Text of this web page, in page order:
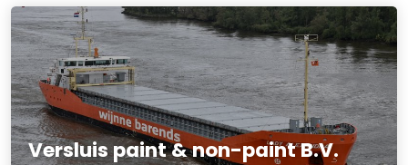
Versluis paint & non-paint B.V.